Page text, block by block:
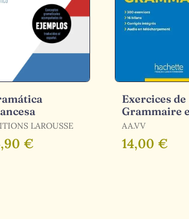
LAROUSSE
€
Exercices de
Grammaire
Contexte B1
AA.VV
14,00 €